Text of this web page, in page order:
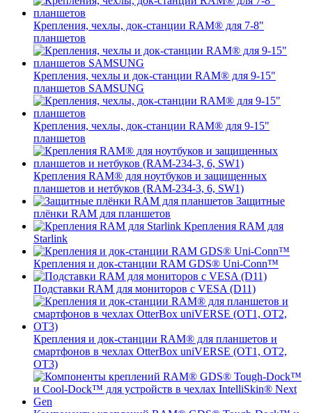
Крепления, чехлы, док-станции RAM® для 7-8"
планшетов
Крепления, чехлы и док-станции RAM® для 9-15"
планшетов SAMSUNG
Крепления, чехлы, док-станции RAM® для 9-15"
планшетов
Крепления RAM® для ноутбуков и защищенных
планшетов и нетбуков (RAM-234-3, 6, SW1)
Защитные
плёнки RAM для планшетов
Крепления RAM для
Starlink
Крепления и док-станции RAM GDS® Uni-Conn™
Подставки RAM для мониторов с VESA (D11)
Крепления и док-станции RAM® для планшетов и
смартфонов в чехлах OtterBox uniVERSE (OT1, OT2,
OT3)